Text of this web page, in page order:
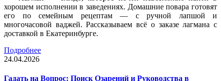
хорошем исполнении в заведениях. Домашние повара готовят
его по семейным рецептам — с ручной лапшой и
многочасовой ваджей. Рассказываем всё о заказе лагмана с
доставкой в Екатеринбурге.
Подробнее
24.04.2026
Гадать на Вопрос: Поиск Озарений и Руководства в